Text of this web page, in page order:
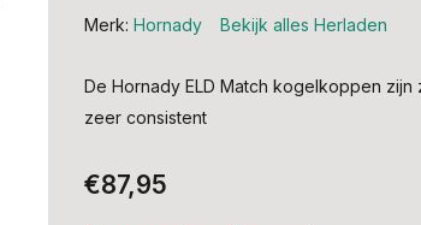
Merk: Hornady Bekijk alles Herladen
De Hornady ELD Match kogelkoppen zijn
zeer consistent
€87,95